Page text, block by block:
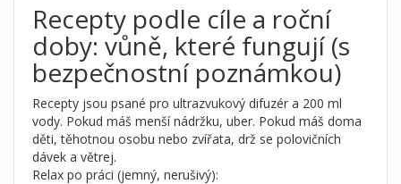
Recepty podle cíle a roční
doby: vůně, které fungují (s
bezpečnostní poznámkou)
Recepty jsou psané pro ultrazvukový difuzér a 200 ml
vody. Pokud máš menší nádržku, uber. Pokud máš doma
děti, těhotnou osobu nebo zvířata, drž se polovičních
dávek a větrej.
Relax po práci (jemný, nerušivý):